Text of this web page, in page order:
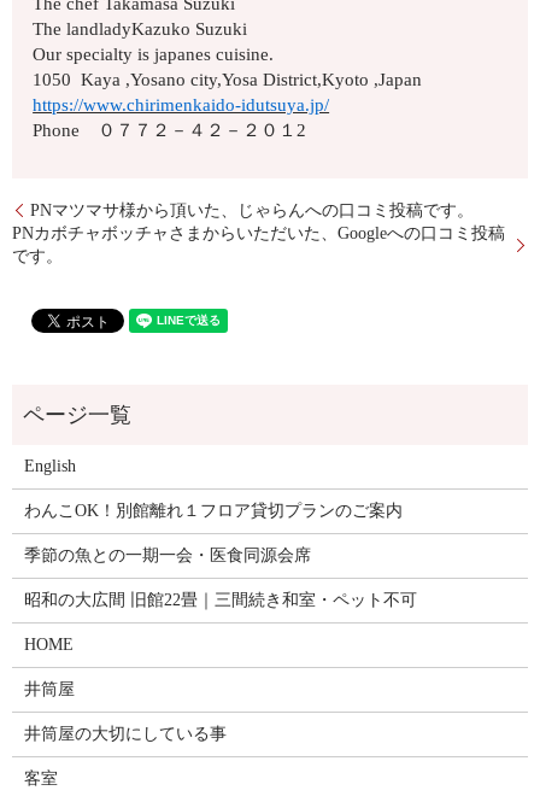
The chef Takamasa Suzuki
The landladyKazuko Suzuki
Our specialty is japanes cuisine.
1050 Kaya ,Yosano city,Yosa District,Kyoto ,Japan
https://www.chirimenkaido-idutsuya.jp/
Phone ０７７２－４２－２０１2
PNマツマサ様から頂いた、じゃらんへの口コミ投稿です。
PNカボチャボッチャさまからいただいた、Googleへの口コミ投稿
です。
English
わんこOK！別館離れ１フロア貸切プランのご案内
季節の魚との一期一会・医食同源会席
昭和の大広間 旧館22畳｜三間続き和室・ペット不可
HOME
井筒屋
井筒屋の大切にしている事
客室